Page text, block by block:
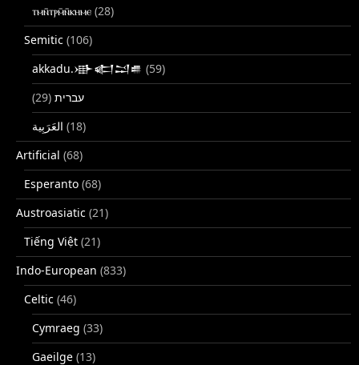
ⲧⲙⲛ̄ⲧⲣⲙ̄ⲛ̄ⲕⲏⲙⲉ (28)
Semitic (106)
akkadu.𒀝𒅗𒁺𒌑 (59)
עברית (29)
(18)
Artificial (68)
Esperanto (68)
Austroasiatic (21)
Tiếng Việt (21)
Indo-European (833)
Celtic (46)
Cymraeg (33)
Gaeilge (13)